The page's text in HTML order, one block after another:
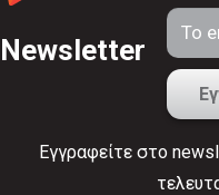
Newsletter
Εγγραφείτε στο